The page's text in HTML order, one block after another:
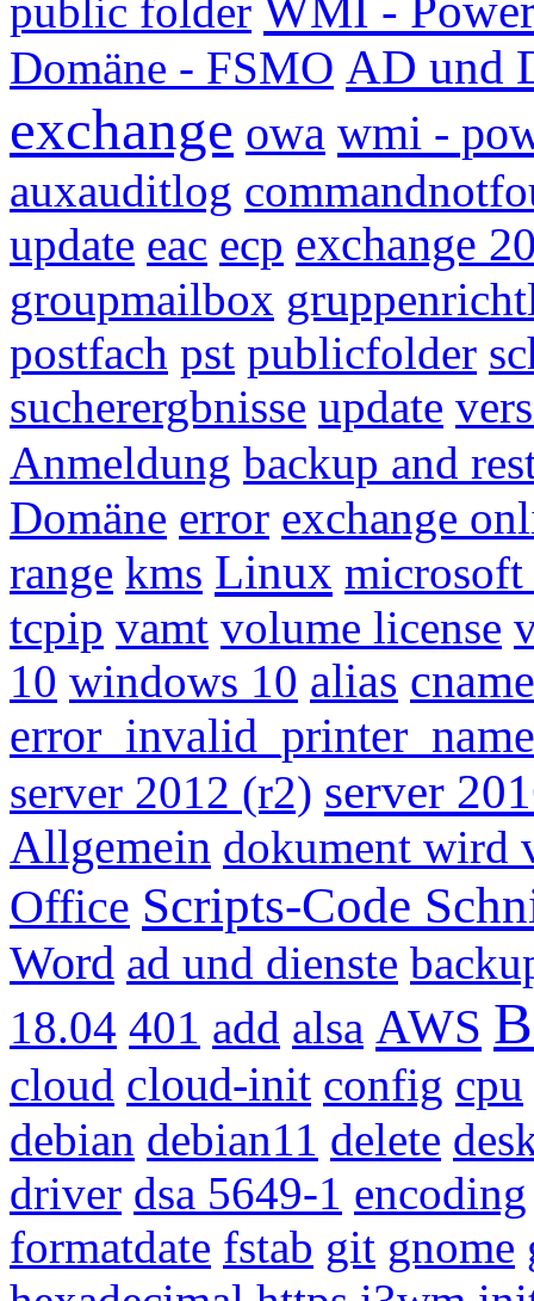
public folder WMI -
Domäne - FSMO AD und
exchange owa wmi -
auxauditlog
update eac ecp exchange
groupmailbox
postfach pst publicfolder
sucherergbnisse update
Anmeldung backup and
Domäne error exchange
range kms Linux
tcpip vamt volume license
10 windows 10 alias cname
error_invalid_printer_name
server 2012 (r2) server
Allgemein dokument wird
Office Scripts-Code
Word ad und dienste
18.04 401 add alsa AWS
cloud cloud-init config cpu
debian debian11 delete
driver dsa 5649-1 encoding
formatdate fstab git gnome